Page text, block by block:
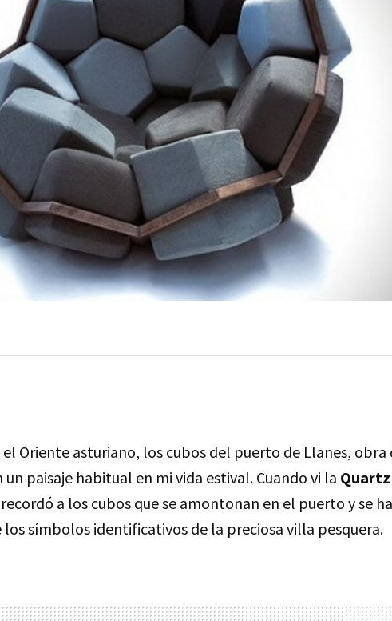
Oriente asturiano, los cubos del puerto de Llanes, obra
un paisaje habitual en mi vida estival. Cuando vi la
a los cubos que se amontonan en el puerto y se
símbolos identificativos de la preciosa villa pesquera.